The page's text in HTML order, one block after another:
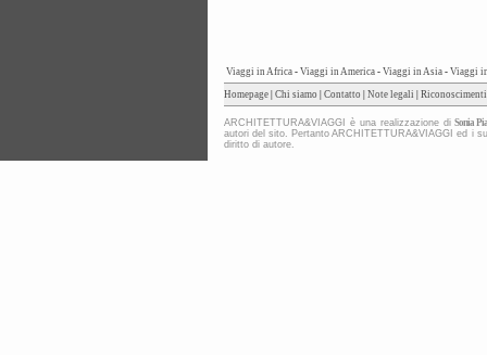
Viaggi in Africa - Viaggi in America - Viaggi in Asia - Viaggi
Homepage Chi siamo Contatto Note legali Riconoscimenti
ARCHITETTURA&VIAGGI è una realizzazione diSonia
autori del sito. Pertanto ARCHITETTURA&VIAGGI ed i
diritto di autore.